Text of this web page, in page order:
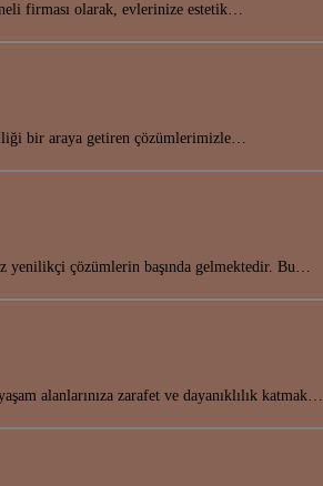
firması olarak, evlerinize estetik…
bir araya getiren çözümlerimizle…
yenilikçi çözümlerin başında gelmektedir. Bu…
alanlarınıza zarafet ve dayanıklılık katmak…